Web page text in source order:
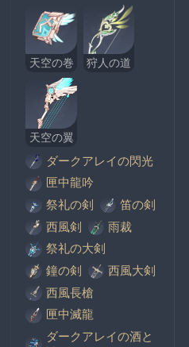
天空の巻 狩人の道
天空の翼
ダークアレイの閃光
匣中龍吟
祭礼の剣
笛の剣
西風剣
雨裁
祭礼の大剣
鐘の剣
西風大剣
西風長槍
匣中滅龍
ダークアレイの酒と